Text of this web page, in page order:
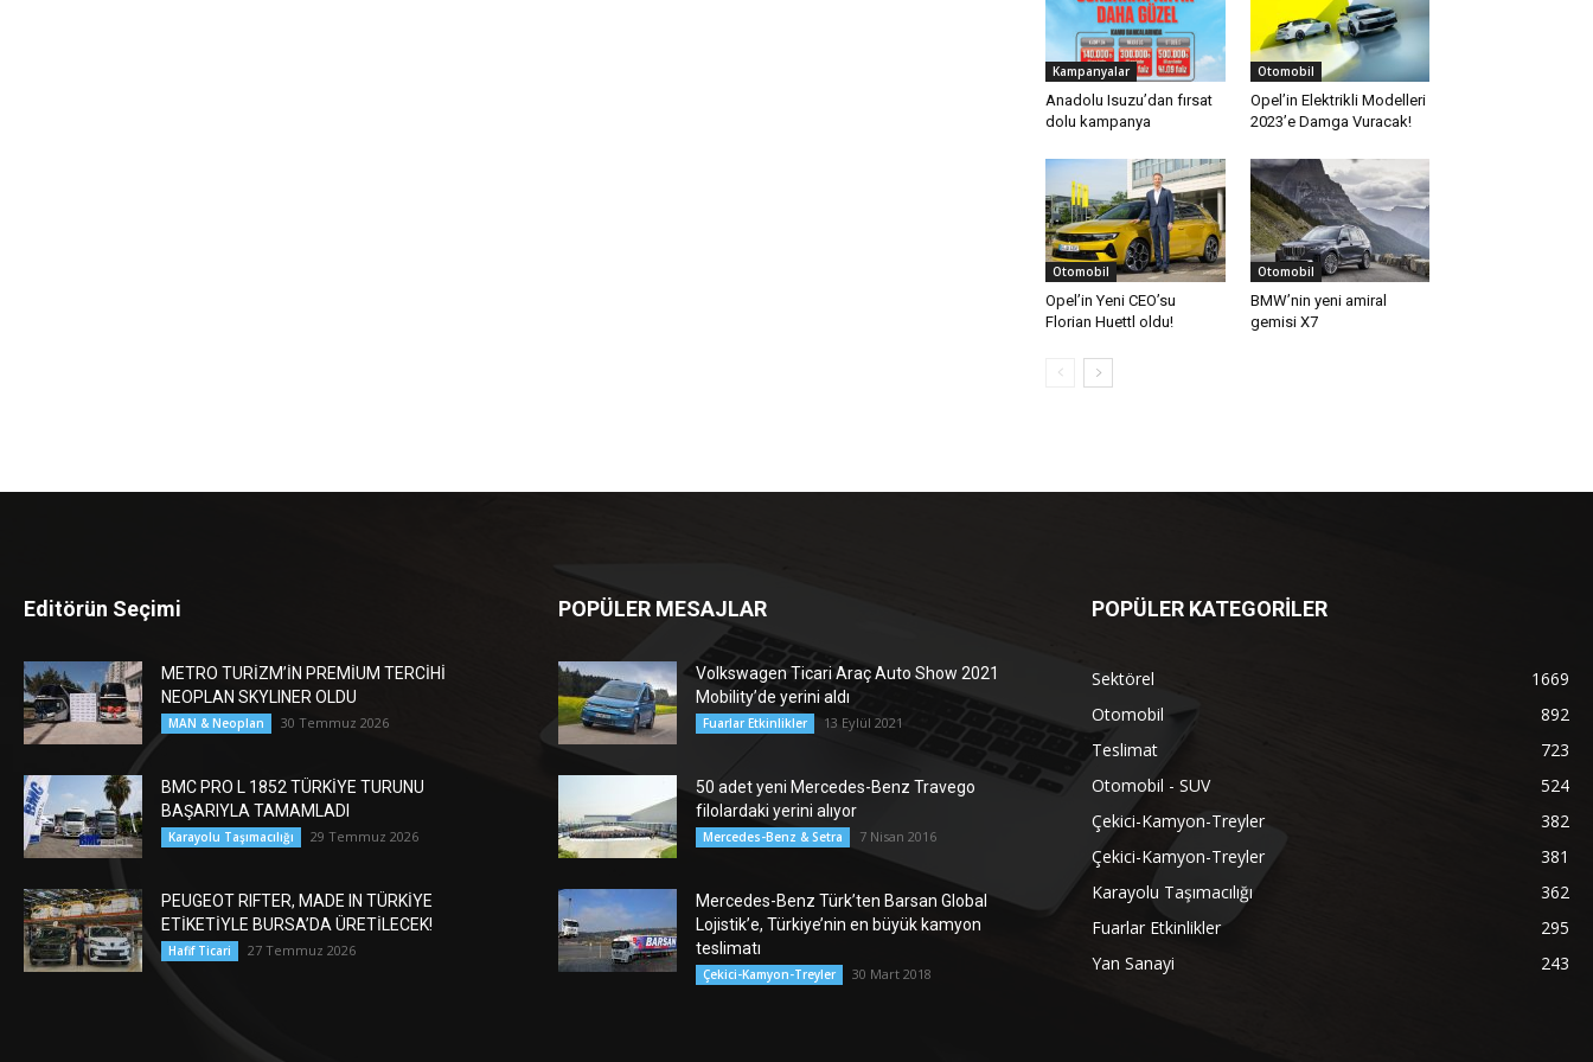
Kampanyalar
Anadolu Isuzu’dan fırsat
dolu kampanya
Otomobil
Opel’in Elektrikli Modelleri
2023’e Damga Vuracak!
Otomobil
Opel’in Yeni CEO’su
Florian Huettl oldu!
Otomobil
BMW’nin yeni amiral
gemisi X7
Editörün Seçimi
METRO TURİZM’İN PREMİUM TERCİHİ
NEOPLAN SKYLINER OLDU
MAN & Neoplan 30 Temmuz 2026
BMC PRO L 1852 TÜRKİYE TURUNU
BAŞARIYLA TAMAMLADI
Karayolu Taşımacılığı 29 Temmuz 2026
PEUGEOT RIFTER, MADE IN TÜRKİYE
ETİKETİYLE BURSA’DA ÜRETİLECEK!
Hafif Ticari 27 Temmuz 2026
POPÜLER MESAJLAR
Volkswagen Ticari Araç Auto Show 2021
Mobility’de yerini aldı
Fuarlar Etkinlikler 13 Eylül 2021
50 adet yeni Mercedes-Benz Travego
filolardaki yerini alıyor
Mercedes-Benz & Setra 7 Nisan 2016
Mercedes-Benz Türk’ten Barsan Global
Lojistik’e, Türkiye’nin en büyük kamyon
teslimatı
Çekici-Kamyon-Treyler 30 Mart 2018
POPÜLER KATEGORİLER
Sektörel
1669
Otomobil
892
Teslimat
723
Otomobil - SUV
524
Çekici-Kamyon-Treyler
382
Çekici-Kamyon-Treyler
381
Karayolu Taşımacılığı
362
Fuarlar Etkinlikler
295
Yan Sanayi
243